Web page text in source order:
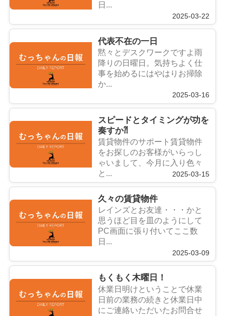
日...
2025-03-22
代表不在の一日
黙々とデスクワークですよ雨
降りの日曜日。気持ちよく仕
事を始めるにはやはりお掃除
か...
2025-03-16
スピードとタイミングが功を
奏すか⁈
賃貸物件のサポート賃貸物件
をお探しのお客様がいらっし
ゃいまして、今月に入り色々
と...
2025-03-15
久々の賃貸物件
レインズとお友達・・・かと
思うほど目を皿のようにして
PC画面に張り付いてここ数
日...
2025-03-09
もくもく木曜日！
休業日明けということで休業
日前の業務の続きと休業日中
にご連絡いただいたお問合せ